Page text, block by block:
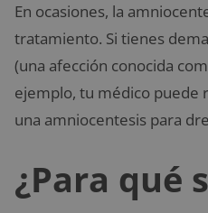
En ocasiones, la
tratamiento. Si tienes
(una afección conocida
ejemplo, tu médico puede
una amniocentesis para
¿Para qué